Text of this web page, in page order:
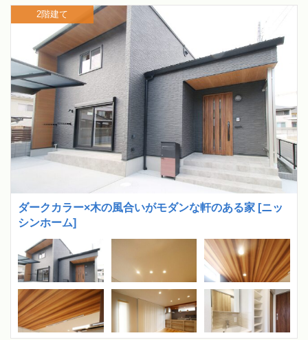
ダークカラー×木の風合いがモダンな軒のある家 [ニッ
シンホーム]
2階建て